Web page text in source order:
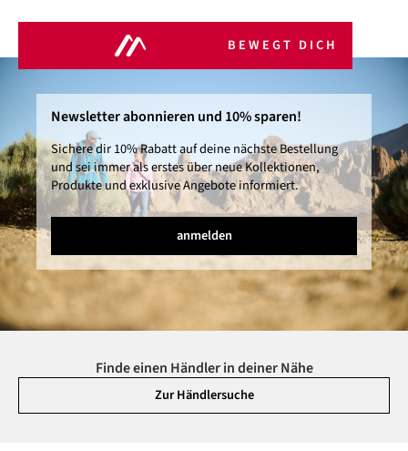
BEWEGT DICH
Newsletter abonnieren und 10% sparen!
Sichere dir 10% Rabatt auf deine nächste Bestellung
und sei immer als erstes über neue Kollektionen,
Produkte und exklusive Angebote informiert.
anmelden
Finde einen Händler in deiner Nähe
Zur Händlersuche